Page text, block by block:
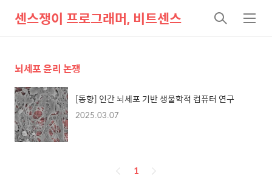
센스쟁이 프로그래머, 비트센스
검
색
메
뉴
뇌세포 윤리 논쟁
[동향] 인간 뇌세포 기반 생물학적 컴퓨터 연구
2025.03.07
페
1